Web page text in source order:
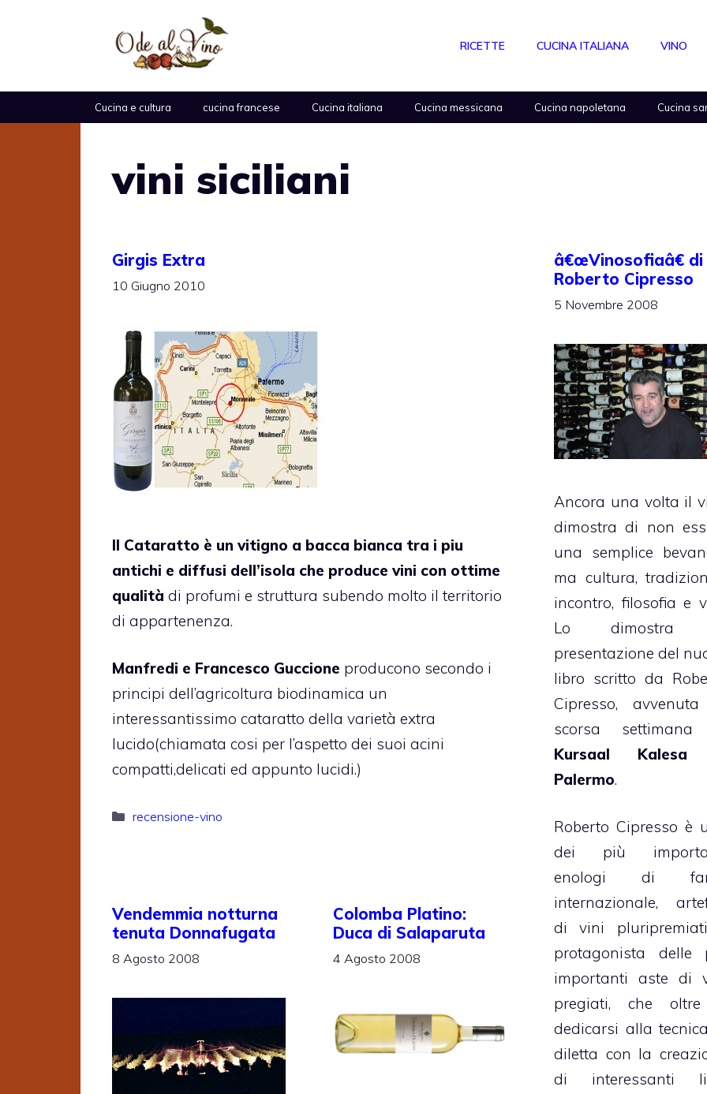
RICETTE CUCINA ITALIANA VINO
Cucina e cultura cucina francese Cucina italiana Cucina messicana Cucina napoletana Cucina
vini siciliani
Girgis Extra
10 Giugno 2010
Il Cataratto è un vitigno a bacca bianca tra i piu
antichi e diffusi dell’isola che produce vini con ottime
qualità di profumi e struttura subendo molto il territorio
di appartenenza.
Manfredi e Francesco Guccione producono secondo i
principi dell’agricoltura biodinamica un
interessantissimo cataratto della varietà extra
lucido(chiamata cosi per l’aspetto dei suoi acini
compatti,delicati ed appunto lucidi.)
Categorie
recensione-vino
â€œVinosofiaâ€ di
Roberto Cipresso
5 Novembre 2008
Ancora una volta il
dimostra di non
una semplice
ma cultura,
incontro, filosofia e
Lo dimostra
presentazione del
libro scritto da
Cipresso,
scorsa
Kursaal Kalesa
Palermo.
Roberto Cipresso è
dei più
enologi di
internazionale,
di vini
protagonista delle
importanti aste di
pregiati, che
dedicarsi alla
diletta con la
di interessanti
Vendemmia notturna
tenuta Donnafugata
8 Agosto 2008
Colomba Platino:
Duca di Salaparuta
4 Agosto 2008